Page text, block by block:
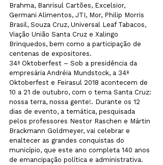
Brahma, Banrisul Cartões, Excelsior,
Germani Alimentos, JTI, Mor, Philip Morris
Brasil, Souza Cruz, Universal Leaf Tabacos,
Viação União Santa Cruz e Xalingo
Brinquedos, bem como a participação de
centenas de expositores.
34ª Oktoberfest – Sob a presidência da
empresária Andréia Mundstock, a 34ª
Oktoberfest e Feirasul 2018 acontecem de
10 a 21 de outubro, com o tema Santa Cruz:
nossa terra, nossa gente!. Durante os 12
dias de evento, a temática, pesquisada
pelos professores Nestor Raschen e Mártin
Brackmann Goldmeyer, vai celebrar e
enaltecer as grandes conquistas do
município, que este ano completa 140 anos
de emancipação política e administrativa.